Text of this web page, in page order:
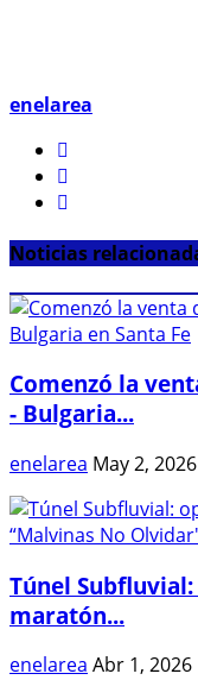
enelarea
Noticias
Comenzó la
- Bulgaria...
enelarea May 2, 2026
Túnel
maratón...
enelarea Abr 1, 2026